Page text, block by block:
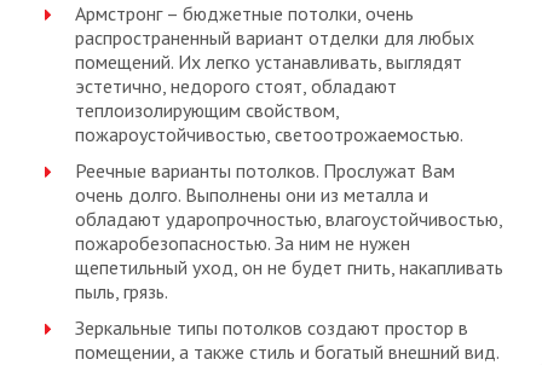
Армстронг – бюджетные потолки, очень
распространенный вариант отделки для любых
помещений. Их легко устанавливать, выглядят
эстетично, недорого стоят, обладают
теплоизолирующим свойством,
пожароустойчивостью, светоотрожаемостью.
Реечные варианты потолков. Прослужат Вам
очень долго. Выполнены они из металла и
обладают ударопрочностью, влагоустойчивостью,
пожаробезопасностью. За ним не нужен
щепетильный уход, он не будет гнить, накапливать
пыль, грязь.
Зеркальные типы потолков создают простор в
помещении, а также стиль и богатый внешний вид.